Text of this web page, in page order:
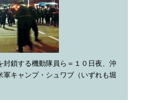
封鎖する機動隊員ら＝１０日夜、沖
軍キャンプ・シュワブ（いずれも堀